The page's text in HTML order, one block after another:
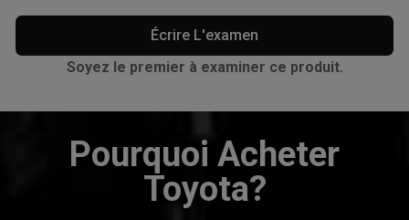
Écrire L'examen
Soyez le premier à examiner ce produit.
Pourquoi Acheter
Toyota?